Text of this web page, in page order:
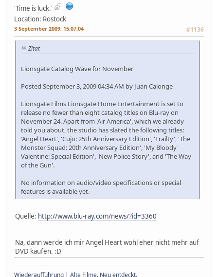
'Time is luck.'
Location: Rostock
3 September 2009, 15:07:04 #1136
Zitat
Lionsgate Catalog Wave for November
Posted September 3, 2009 04:34 AM by Juan Calonge
Lionsgate Films Lionsgate Home Entertainment is set to
release no fewer than eight catalog titles on Blu-ray on
November 24. Apart from 'Air America', which we already
told you about, the studio has slated the following titles:
'Angel Heart', 'Cujo: 25th Anniversary Edition', 'Frailty', 'The
Monster Squad: 20th Anniversary Edition', 'My Bloody
Valentine: Special Edition', 'New Police Story', and 'The Way
of the Gun'.
No information on audio/video specifications or special
features is available yet.
Quelle: http://www.blu-ray.com/news/?id=3360
Na, dann werde ich mir Angel Heart wohl eher nicht mehr auf
DVD kaufen. :D
Wiederaufführung | Alte Filme. Neu entdeckt.